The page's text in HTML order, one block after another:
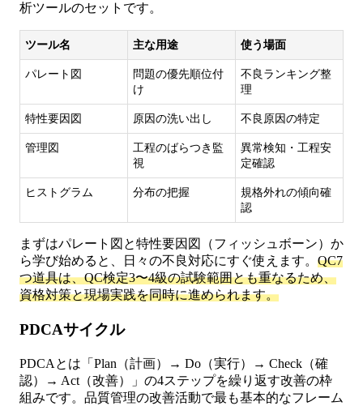
析ツールのセットです。
ツール名 主な用途 使う場面
パレート図
問題の優先順位付
け
不良ランキング整
理
特性要因図 原因の洗い出し 不良原因の特定
管理図
工程のばらつき監
視
異常検知・工程安
定確認
ヒストグラム 分布の把握
規格外れの傾向確
認
まずはパレート図と特性要因図（フィッシュボーン）か
ら学び始めると、日々の不良対応にすぐ使えます。 QC7
つ道具は、QC検定3〜4級の試験範囲とも重なるため、
資格対策と現場実践を同時に進められます。
PDCAサイクル
PDCAとは「Plan（計画）→ Do（実行）→ Check（確
認）→ Act（改善）」の4ステップを繰り返す改善の枠
組みです。品質管理の改善活動で最も基本的なフレーム